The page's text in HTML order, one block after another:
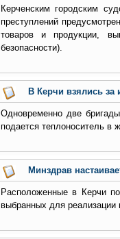
Керченским городским
преступлений
товаров и продукции,
безопасности).
В Керчи взялись за
Одновременно две
подается теплоноситель в
Минздрав
Расположенные в Керчи
выбранных для реализации